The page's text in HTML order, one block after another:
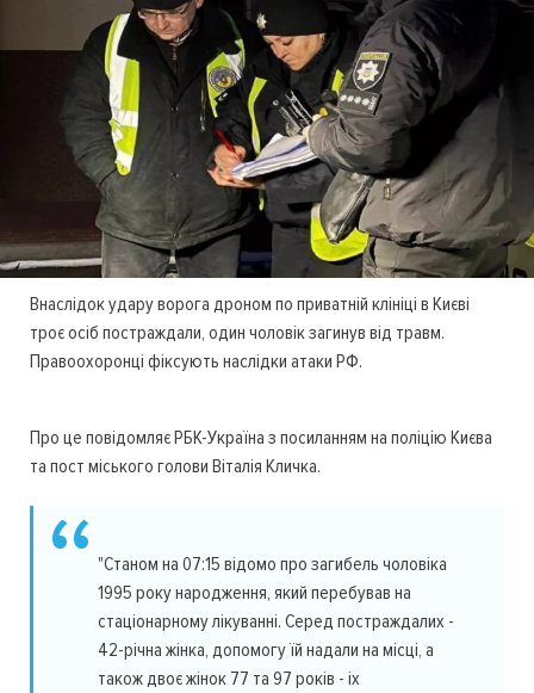
Внаслідок удару ворога дроном по приватній клініці в Києві
троє осіб постраждали, один чоловік загинув від травм.
Правоохоронці фіксують наслідки атаки РФ.
Про це повідомляє РБК-Україна з посиланням на поліцію Києва
та пост міського голови Віталія Кличка.
"Станом на 07:15 відомо про загибель чоловіка
1995 року народження, який перебував на
стаціонарному лікуванні. Серед постраждалих -
42-річна жінка, допомогу їй надали на місці, а
також двоє жінок 77 та 97 років - іх